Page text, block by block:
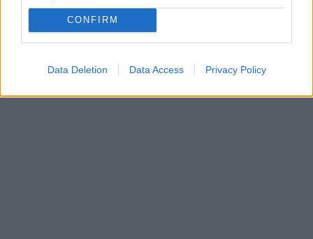
CONFIRM
Data Deletion Data Access Privacy Policy
ОБРАЗОВАНИЕТО НА МИЛА
ЦАРОСКА: Кондоми наместо
книги
ПРЕДУПРЕДЕНИ СЕ: „Бугарија
итно ја преиспитува својата
одлука“